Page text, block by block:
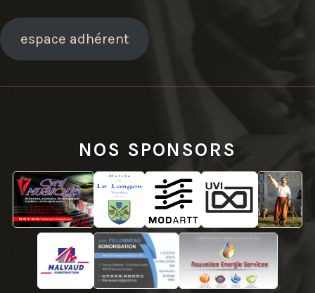
espace adhérent
NOS SPONSORS